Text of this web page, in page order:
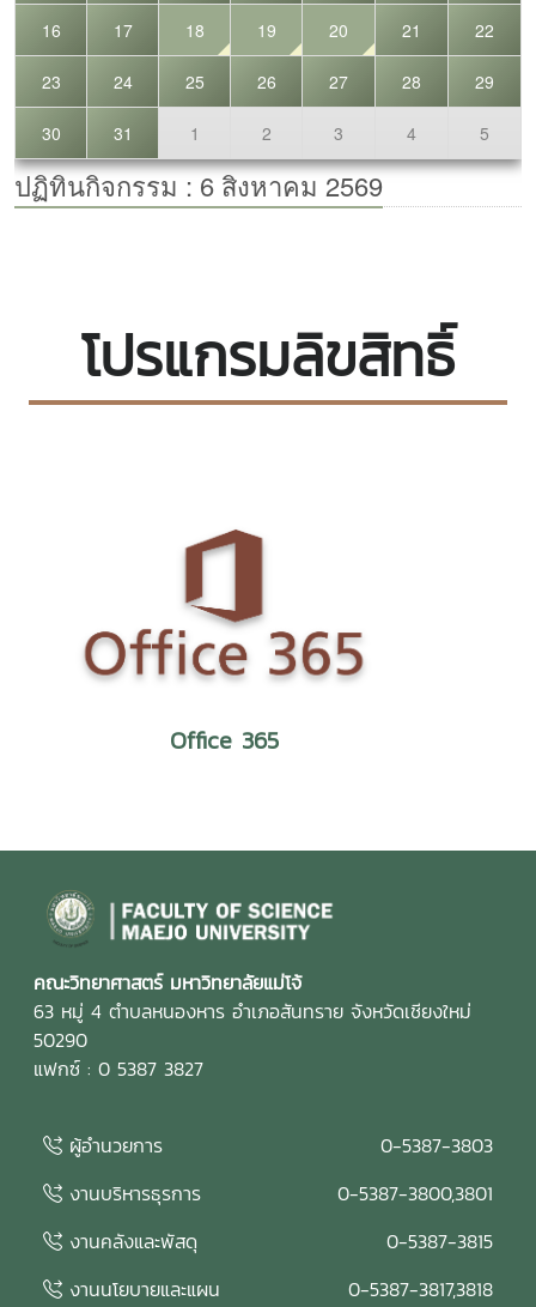
โปรแกรมลิขสิทธิ์
Office 365
คณะวิทยาศาสตร์ มหาวิทยาลัยแม่โจ้
63 หมู่ 4 ตำบลหนองหาร อำเภอสันทราย จังหวัดเชียงใหม่
50290
แฟกซ์ : 0 5387 3827
ผู้อำนวยการ
0-5387-3803
งานบริหารธุรการ
0-5387-3800,3801
งานคลังและพัสดุ
0-5387-3815
งานนโยบายและแผน
0-5387-3817,3818